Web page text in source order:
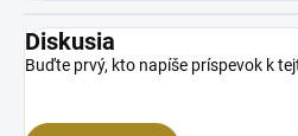
Diskusia
Buďte prvý, kto napíše príspevok k